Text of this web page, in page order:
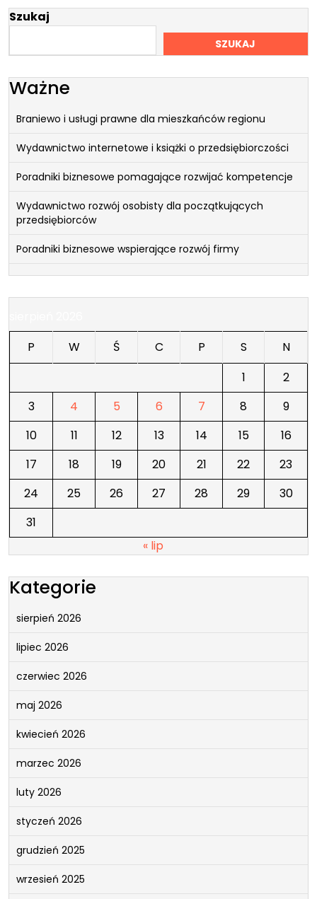
Szukaj
SZUKAJ
Ważne
Braniewo i usługi prawne dla mieszkańców regionu
Wydawnictwo internetowe i książki o przedsiębiorczości
Poradniki biznesowe pomagające rozwijać kompetencje
Wydawnictwo rozwój osobisty dla początkujących
przedsiębiorców
Poradniki biznesowe wspierające rozwój firmy
P
W Ś C P S
N
1
2
3
4 5 6 7 8
9
10
11 12 13 14 15
16
17
18 19 20 21 22
23
24
25 26 27 28 29
30
31
« lip
Kategorie
sierpień 2026
lipiec 2026
czerwiec 2026
maj 2026
kwiecień 2026
marzec 2026
luty 2026
styczeń 2026
grudzień 2025
wrzesień 2025